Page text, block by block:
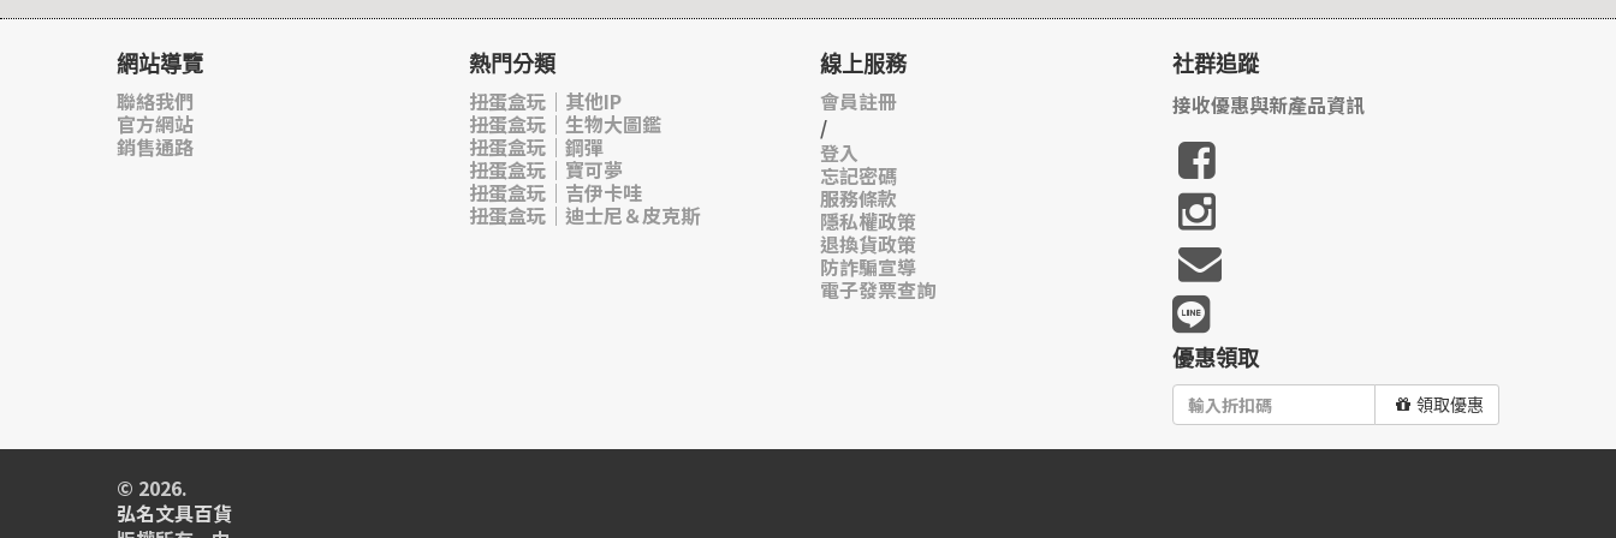
網站導覽
聯絡我們
官方網站
銷售通路
熱門分類
扭蛋盒玩｜其他IP
扭蛋盒玩｜生物大圖鑑
扭蛋盒玩｜鋼彈
扭蛋盒玩｜寶可夢
扭蛋盒玩｜吉伊卡哇
扭蛋盒玩｜迪士尼＆皮克斯
線上服務
會員註冊
/
登入
忘記密碼
服務條款
隱私權政策
退換貨政策
防詐騙宣導
電子發票查詢
社群追蹤
接收優惠與新產品資訊
優惠領取
領取優惠
© 2026.
弘名文具百貨